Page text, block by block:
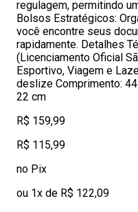
regulagem, permitindo
Bolsos Estratégicos:
você encontre seus
rapidamente. Detalhes
(Licenciamento Oficial
Esportivo, Viagem e
deslize Comprimento:
22 cm
R$ 159,99
R$ 115,99
no Pix
ou 1x de R$ 122,09